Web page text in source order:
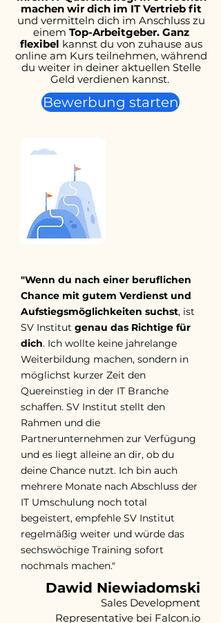
machen wir dich im IT Vertrieb fit
und vermitteln dich im Anschluss zu
einem Top-Arbeitgeber. Ganz
flexibel kannst du von zuhause aus
online am Kurs teilnehmen, während
du weiter in deiner aktuellen Stelle
Geld verdienen kannst.
Bewerbung starten
"Wenn du nach einer beruflichen
Chance mit gutem Verdienst und
Aufstiegsmöglichkeiten suchst, ist
SV Institut genau das Richtige für
dich. Ich wollte keine jahrelange
Weiterbildung machen, sondern in
möglichst kurzer Zeit den
Quereinstieg in der IT Branche
schaffen. SV Institut stellt den
Rahmen und die
Partnerunternehmen zur Verfügung
und es liegt alleine an dir, ob du
deine Chance nutzt. Ich bin auch
mehrere Monate nach Abschluss der
IT Umschulung noch total
begeistert, empfehle SV Institut
regelmäßig weiter und würde das
sechswöchige Training sofort
nochmals machen."
Dawid Niewiadomski
Sales Development
Representative bei Falcon.io